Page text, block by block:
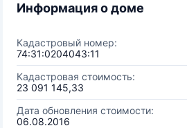
Информация о доме
Кадастровый номер:
74:31:0204043:11
Кадастровая стоимость:
23 091 145,33
Дата обновления стоимости:
06.08.2016